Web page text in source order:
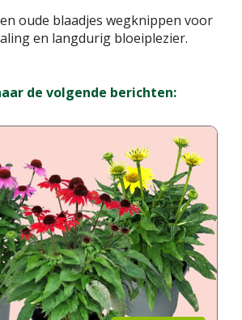
oude blaadjes wegknippen voor
en langdurig bloeiplezier.
de volgende berichten: